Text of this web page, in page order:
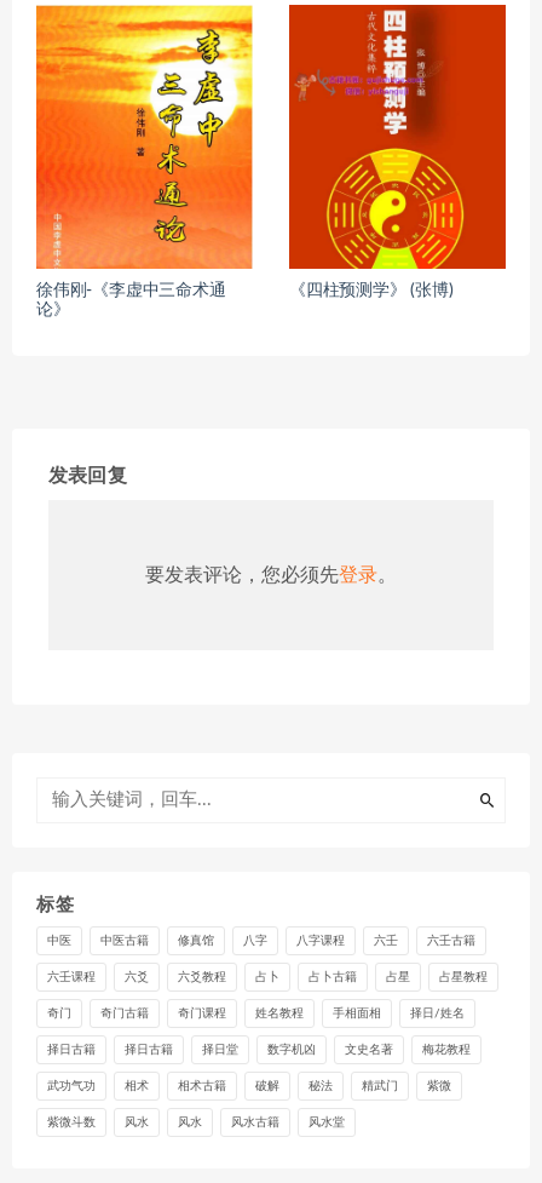
徐伟刚-《李虚中三命术通
论》
《四柱预测学》 (张博)
发表回复
要发表评论，您必须先登录。
标签
中医 中医古籍 修真馆 八字 八字课程 六壬 六壬古籍
六壬课程 六爻 六爻教程 占卜 占卜古籍 占星 占星教程
奇门 奇门古籍 奇门课程 姓名教程 手相面相 择日/姓名
择日古籍 择日古籍 择日堂 数字机凶 文史名著 梅花教程
武功气功 相术 相术古籍 破解 秘法 精武门 紫微
紫微斗数 风水 风水 风水古籍 风水堂